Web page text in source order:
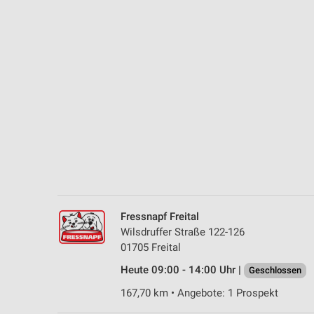
Fressnapf Freital
Wilsdruffer Straße 122-126
01705 Freital
Heute 09:00 - 14:00 Uhr |
Geschlossen
167,70 km • Angebote: 1 Prospekt
Notwendig